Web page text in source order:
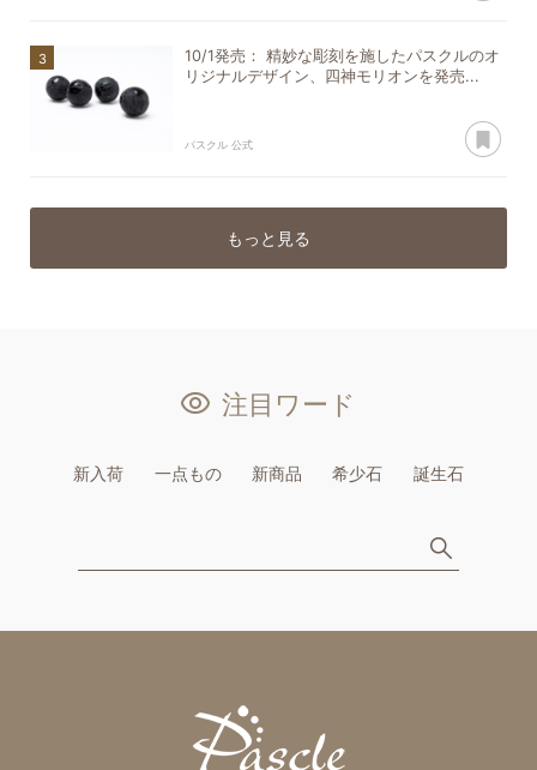
10/1発売： 精妙な彫刻を施したパスクルのオ
リジナルデザイン、四神モリオンを発売...
パスクル 公式
もっと見る
注目ワード
新入荷 一点もの 新商品 希少石 誕生石